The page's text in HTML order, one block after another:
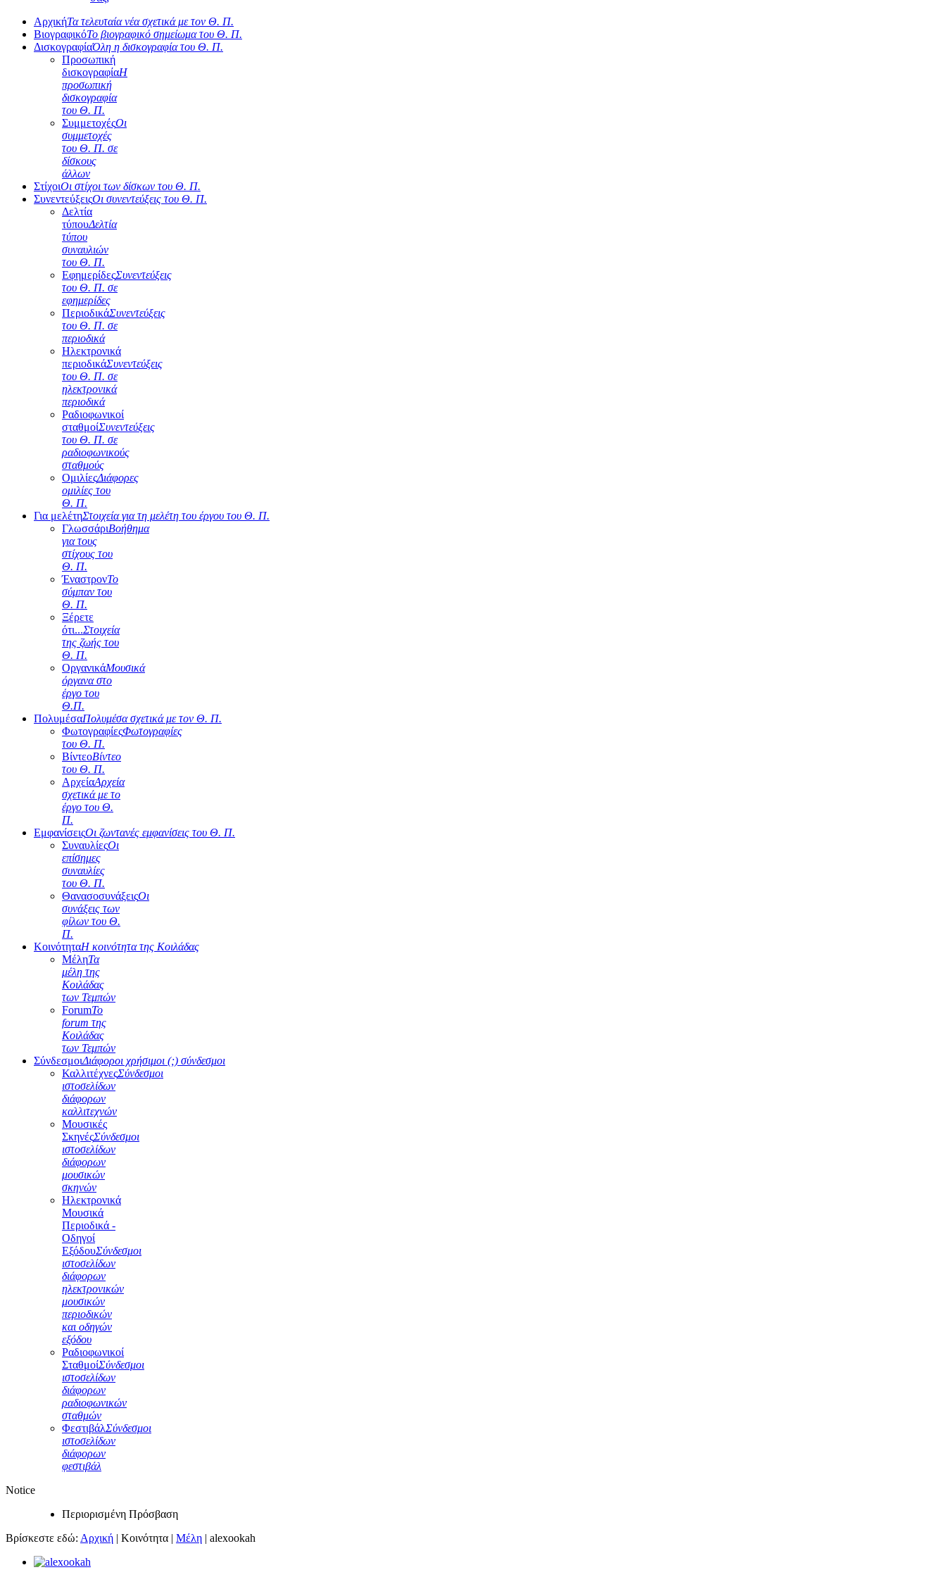
ΑρχικήΤα τελευταία νέα σχετικά με τον Θ. Π.
ΒιογραφικόΤο βιογραφικό σημείωμα του Θ. Π.
ΔισκογραφίαΌλη η δισκογραφία του Θ. Π.
Προσωπική
δισκογραφίαΗ
προσωπική
δισκογραφία
του Θ. Π.
ΣυμμετοχέςΟι
συμμετοχές
του Θ. Π. σε
δίσκους
άλλων
ΣτίχοιΟι στίχοι των δίσκων του Θ. Π.
ΣυνεντεύξειςΟι συνεντεύξεις του Θ. Π.
Δελτία
τύπουΔελτία
τύπου
συναυλιών
του Θ. Π.
ΕφημερίδεςΣυνεντεύξεις
του Θ. Π. σε
εφημερίδες
ΠεριοδικάΣυνεντεύξεις
του Θ. Π. σε
περιοδικά
Ηλεκτρονικά
περιοδικάΣυνεντεύξεις
του Θ. Π. σε
ηλεκτρονικά
περιοδικά
Ραδιοφωνικοί
σταθμοίΣυνεντεύξεις
του Θ. Π. σε
ραδιοφωνικούς
σταθμούς
ΟμιλίεςΔιάφορες
ομιλίες του
Θ. Π.
Για μελέτηΣτοιχεία για τη μελέτη του έργου του Θ. Π.
ΓλωσσάριΒοήθημα
για τους
στίχους του
Θ. Π.
ΈναστρονΤο
σύμπαν του
Θ. Π.
Ξέρετε
ότι...Στοιχεία
της ζωής του
Θ. Π.
ΟργανικάΜουσικά
όργανα στο
έργο του
Θ.Π.
ΠολυμέσαΠολυμέσα σχετικά με τον Θ. Π.
ΦωτογραφίεςΦωτογραφίες
του Θ. Π.
ΒίντεοΒίντεο
του Θ. Π.
ΑρχείαΑρχεία
σχετικά με το
έργο του Θ.
Π.
ΕμφανίσειςΟι ζωντανές εμφανίσεις του Θ. Π.
ΣυναυλίεςΟι
επίσημες
συναυλίες
του Θ. Π.
ΘανασοσυνάξειςΟι
συνάξεις των
φίλων του Θ.
Π.
ΚοινότηταΗ κοινότητα της Κοιλάδας
ΜέληΤα
μέλη της
Κοιλάδας
των Τεμπών
ForumΤο
forum της
Κοιλάδας
των Τεμπών
ΣύνδεσμοιΔιάφοροι χρήσιμοι (;) σύνδεσμοι
ΚαλλιτέχνεςΣύνδεσμοι
ιστοσελίδων
διάφορων
καλλιτεχνών
Μουσικές
ΣκηνέςΣύνδεσμοι
ιστοσελίδων
διάφορων
μουσικών
σκηνών
Ηλεκτρονικά
Μουσικά
Περιοδικά -
Οδηγοί
ΕξόδουΣύνδεσμοι
ιστοσελίδων
διάφορων
ηλεκτρονικών
μουσικών
περιοδικών
και οδηγών
εξόδου
Ραδιοφωνικοί
ΣταθμοίΣύνδεσμοι
ιστοσελίδων
διάφορων
ραδιοφωνικών
σταθμών
ΦεστιβάλΣύνδεσμοι
ιστοσελίδων
διάφορων
φεστιβάλ
Notice
Περιορισμένη Πρόσβαση
Βρίσκεστε εδώ: Αρχική | Κοινότητα | Μέλη | alexookah